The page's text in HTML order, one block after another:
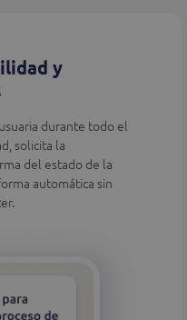
y
durante todo el
solicita la
del estado de la
automática sin